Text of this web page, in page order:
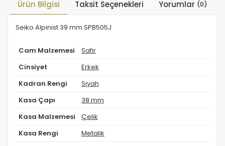
Ürün Bilgisi Taksit Seçenekleri Yorumlar (0)
Seiko Alpinist 39 mm SPB505J
Cam Malzemesi Safir
Cinsiyet Erkek
Kadran Rengi Siyah
Kasa Çapı 38 mm
Kasa Malzemesi Çelik
Kasa Rengi Metalik